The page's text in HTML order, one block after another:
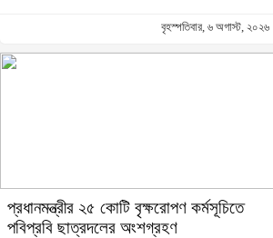
বৃহস্পতিবার, ৬ অগাস্ট, ২০২৬
প্রধানমন্ত্রীর ২৫ কোটি বৃক্ষরোপণ কর্মসূচিতে
পবিপ্রবি ছাত্রদলের অংশগ্রহণ